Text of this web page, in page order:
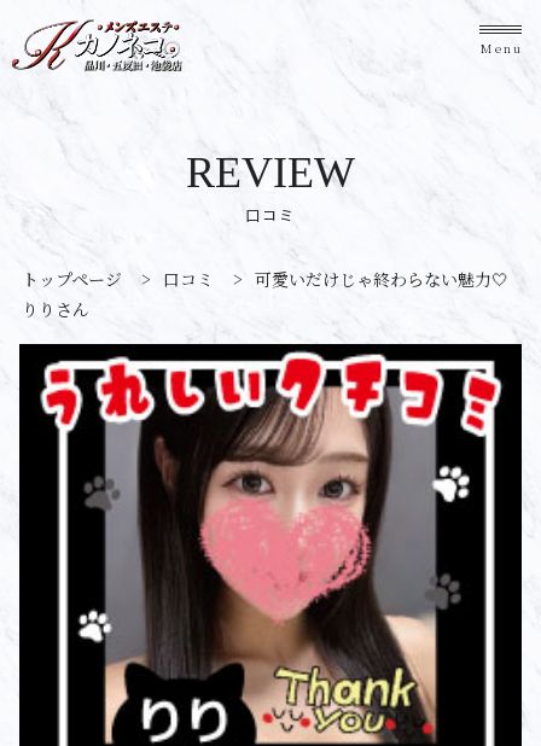
Menu
口コミ
REVIEW
トップページ > 口コミ > 可愛いだけじゃ終わらない魅力🤍
りりさん